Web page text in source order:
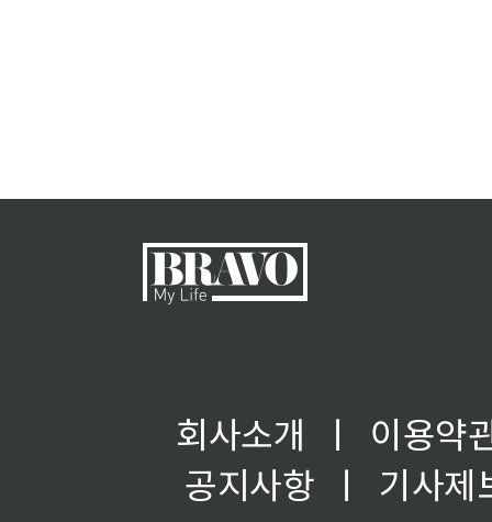
회사소개 ㅣ
이용약
공지사항
ㅣ
기사제